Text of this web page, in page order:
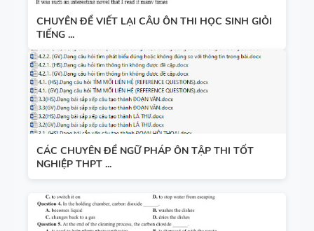
CHUYÊN ĐỀ VIẾT LẠI CÂU ÔN THI HỌC SINH GIỎI
TIẾNG ...
CÁC CHUYÊN ĐỀ NGỮ PHÁP ÔN TẬP THI TỐT
NGHIỆP THPT ...